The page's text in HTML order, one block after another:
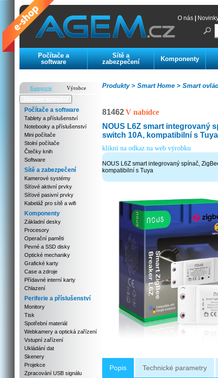
O nás
Počítače a
software
Sítě a
zabezpečení
Komponenty
Kategorie
Výrobce
Počítače a software
Tablety a příslušenství
Notebooky a příslušenství
Mini počítače
Stolní počítače
Čtečky knih
Software
Sítě a zabezpečení
Kamerové systémy
Síťové aktivní prvky
Síťové pasivní prvky
Kabeláž pro sítě a wifi
Komponenty
Základní desky
Procesory
Operační paměti
Pevné a SSD disky
Optické mechaniky
Grafické karty
Case a zdroje
Přídavné interní karty
Chlazení
Periferie a příslušenství
Monitory
Tisk
Spotřební materiál
Webkamery a optická zařízení
Vstupní zařízení
Ukládání dat
Skenery
Projekce
Zpracování USB signálu
Smart
Smart Home >
Produkty >
81462V nabídce
NOUS L6Z smart integrovaný
switch 10A, kompatibilní s Tuya
klikni na odkaz na web výrobku
NOUS L6Z smart integrovaný spínač,
kompatibilní s Tuya
Popis Technické parametry